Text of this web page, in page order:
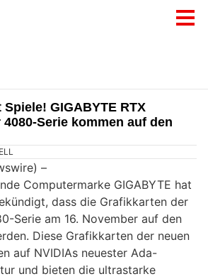
GIGABYTE RTX
Serie kommen auf den
–
Computermarke GIGABYTE hat
dass die Grafikkarten der
Serie am 16. November auf den
Diese Grafikkarten der neuen
auf NVIDIAs neuester Ada-
und bieten die ultrastarke